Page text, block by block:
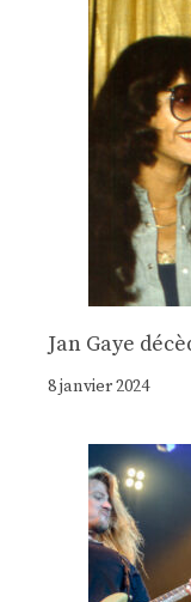
Jan Gaye
8 janvier 2024